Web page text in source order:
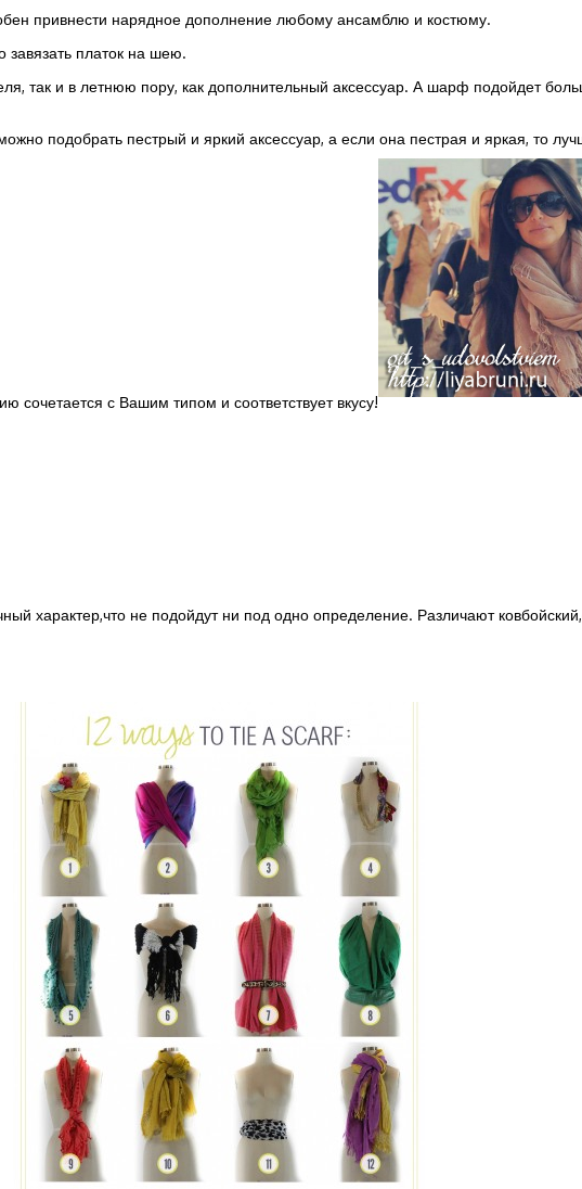
привнести нарядное дополнение любому ансамблю и костюму.
завязать платок на шею.
так и в летнюю пору, как дополнительный аксессуар. А шарф подойдет
подобрать пестрый и яркий аксессуар, а если она пестрая и яркая, то
с Вашим типом и соответствует вкусу!
характер,что не подойдут ни под одно определение. Различают